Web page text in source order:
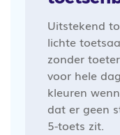
Uitstekend
lichte
zonder
voor hele
kleuren
dat er geen
5-toets zit.